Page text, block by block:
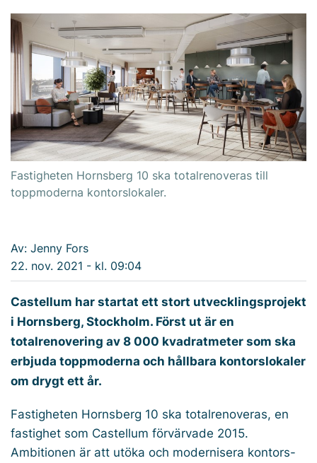
Fastigheten Hornsberg 10 ska totalrenoveras till
toppmoderna kontorslokaler.
Av: Jenny Fors
22. nov. 2021 - kl. 09:04
Castellum har startat ett stort utvecklingsprojekt
i Hornsberg, Stockholm. Först ut är en
totalrenovering av 8 000 kvadratmeter som ska
erbjuda toppmoderna och hållbara kontorslokaler
om drygt ett år.
Fastigheten Hornsberg 10 ska totalrenoveras, en
fastighet som Castellum förvärvade 2015.
Ambitionen är att utöka och modernisera kontors-